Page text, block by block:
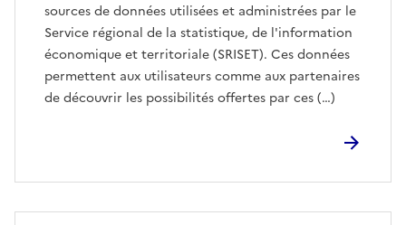
sources de données utilisées et administrées par le
Service régional de la statistique, de l'information
économique et territoriale (SRISET). Ces données
permettent aux utilisateurs comme aux partenaires
de découvrir les possibilités offertes par ces (…)